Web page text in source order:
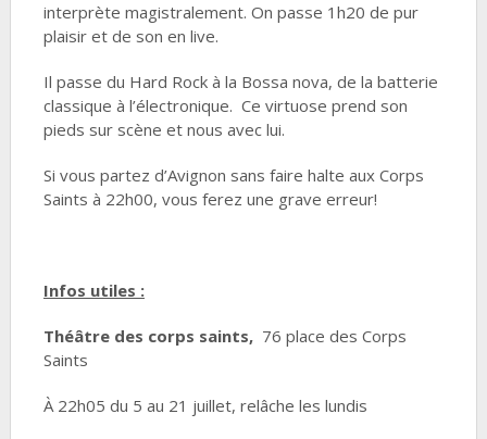
interprète magistralement. On passe 1h20 de pur
plaisir et de son en live.
Il passe du Hard Rock à la Bossa nova, de la batterie
classique à l’électronique. Ce virtuose prend son
pieds sur scène et nous avec lui.
Si vous partez d’Avignon sans faire halte aux Corps
Saints à 22h00, vous ferez une grave erreur!
Infos utiles :
Théâtre des corps saints,76 place des Corps
Saints
À 22h05 du 5 au 21 juillet, relâche les lundis